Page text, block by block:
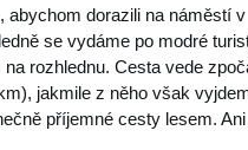
abychom dorazili na náměstí v
se vydáme po modré
rozhlednu. Cesta vede
jakmile z něho však
příjemné cesty lesem.